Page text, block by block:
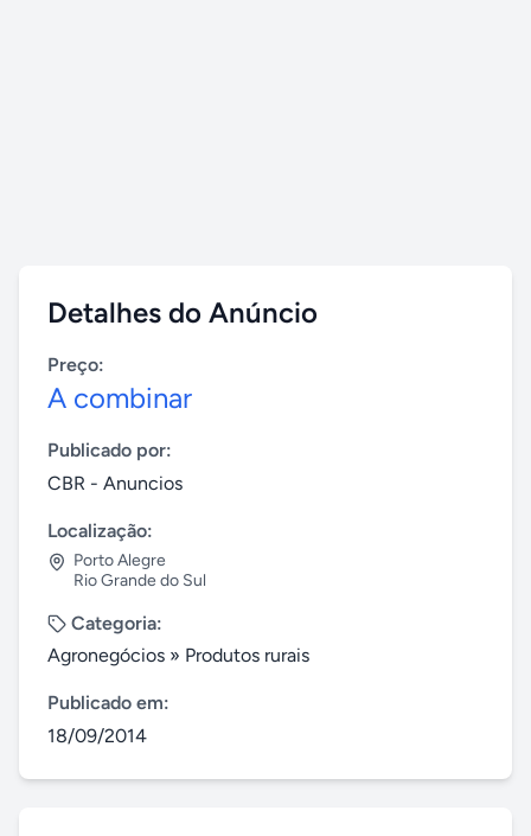
Detalhes do Anúncio
Preço:
A combinar
Publicado por:
CBR - Anuncios
Localização:
Porto Alegre
Rio Grande do Sul
Categoria:
Agronegócios » Produtos rurais
Publicado em:
18/09/2014